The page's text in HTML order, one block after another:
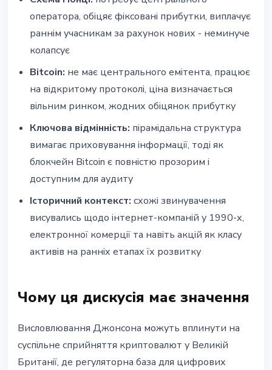
оператора, обіцяє фіксовані прибутки, виплачує
раннім учасникам за рахунок нових - неминуче
колапсує
Bitcoin: не має центрального емітента, працює
на відкритому протоколі, ціна визначається
вільним ринком, жодних обіцянок прибутку
Ключова відмінність: пірамідальна структура
вимагає приховування інформації, тоді як
блокчейн Bitcoin є повністю прозорим і
доступним для аудиту
Історичний контекст: схожі звинувачення
висувались щодо інтернет-компаній у 1990-х,
електронної комерції та навіть акцій як класу
активів на ранніх етапах їх розвитку
Чому ця дискусія має значення
Висловлювання Джонсона можуть вплинути на
суспільне сприйняття криптовалют у Великій
Британії, де регуляторна база для цифрових